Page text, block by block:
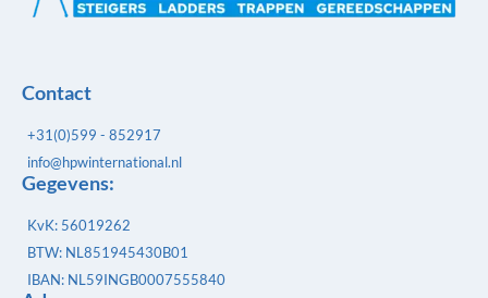
Contact
+31(0)599 - 852917
info@hpwinternational.nl
Gegevens:
KvK: 56019262
BTW: NL851945430B01
IBAN: NL59INGB0007555840